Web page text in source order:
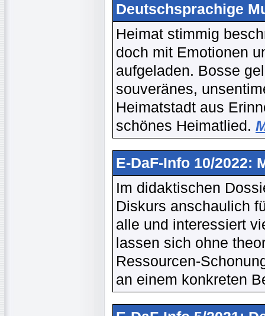
Deutschsprachige
Heimat stimmig
doch mit Emotionen
aufgeladen. Bosse
souveränes,
Heimatstadt aus
schönes Heimatlied.
E-DaF-Info 10/2022:
Im didaktischen
Diskurs anschaulich
alle und interessiert
lassen sich ohne
Ressourcen-
an einem konkreten